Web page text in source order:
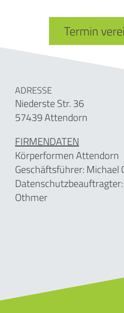
Termin
ADRESSE
Niederste Str. 36
57439 Attendorn
FIRMENDATEN
Körperformen Attendorn
Geschäftsführer: Michael
Othmer